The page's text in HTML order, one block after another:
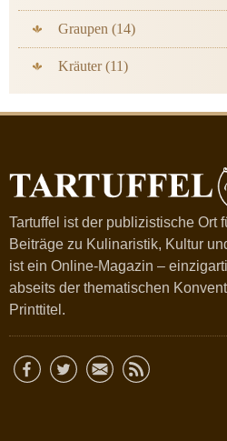
Graupen (14)
Kräuter (11)
Tartuffel ist der publizistische Ort
Beiträge zu Kulinaristik, Kultur
ist ein Online-Magazin –
abseits der thematischen
Printtitel.